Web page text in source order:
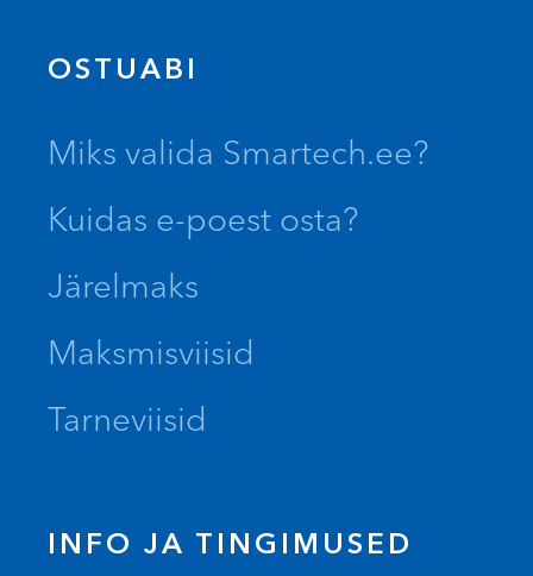
OSTUABI
Miks valida Smartech.ee?
Kuidas e-poest osta?
Järelmaks
Maksmisviisid
Tarneviisid
INFO JA TINGIMUSED